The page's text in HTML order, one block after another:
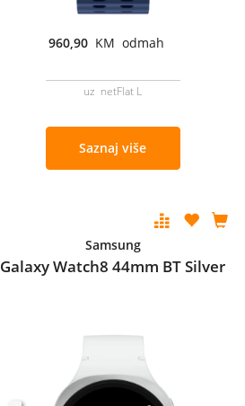
960,90 KM odmah
uz netFlat L
Saznaj više
Samsung
Galaxy Watch8 44mm BT Silver